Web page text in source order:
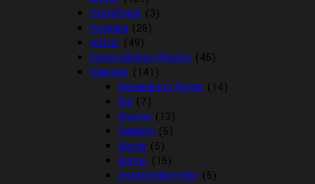
Hestefoder (3)
Hovpleje (26)
Hutter (49)
Insektdækken/Masker (46)
Islænder (141)
Beklædning Rytter (14)
Bid (7)
Diverse (13)
Dækken (6)
Gjorde (5)
Grimer (15)
Insektbeskyttelse (5)